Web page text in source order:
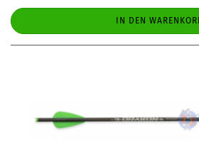
IN DEN